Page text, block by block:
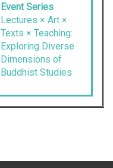
Event Series
Lectures × Art ×
Texts × Teaching:
Exploring Diverse
Dimensions of
Buddhist Studies